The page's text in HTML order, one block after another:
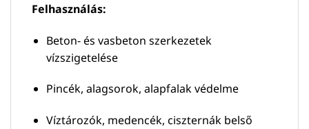
Felhasználás:
Beton- és vasbeton szerkezetek
vízszigetelése
Pincék, alagsorok, alapfalak védelme
Víztározók, medencék, ciszternák belső